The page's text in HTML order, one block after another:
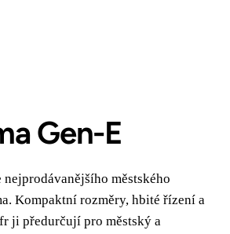
Gen-E
městského
Kompaktní rozměry, hbité řízení a
ji předurčují pro městský a